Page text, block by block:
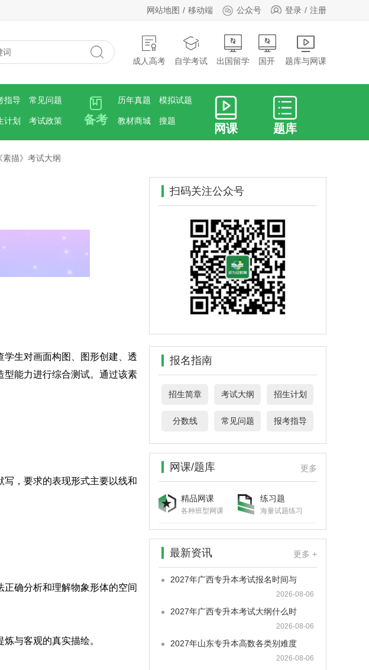
网站地图 移动端 公众号 登录 注册
成人高考 自学考试 出国留学 国开 题库与网课
指导 常见问题
计划 考试政策 备考
历年真题 模拟试题
教材商城 搜题
网课 题库
描》考试大纲
生对画面构图、图形创建、透
型能力进行综合测试。通过该素
，要求的表现形式主要以线和
确分析和理解物象形体的空间
与客观的真实描绘。
扫码关注公众号
报名指南
招生简章 考试大纲 招生计划
分数线 常见问题 报考指导
网课/题库 更多
精品网课
各种班型网课
练习题
海量试题练习
最新资讯 更多 +
2027年广西专升本考试报名时间与
2026-08-06
2027年广西专升本考试大纲什么时
2026-08-06
2027年山东专升本高数各类别难度
2026-08-06